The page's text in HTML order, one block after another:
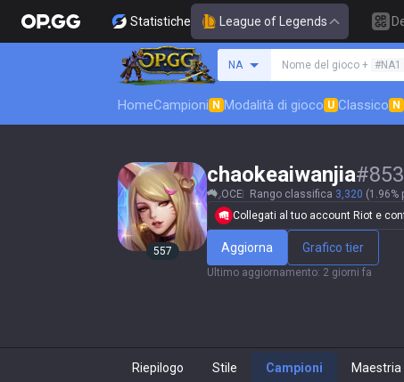
Statistiche League of Legends
NA
Cerca un evocatore
Nome del gioco + #NA1
HomeCampioni N Modalità di gioco U Classico N
557
chaokeaiwanjia#
OCE Rango classifica 3,320 (1.96%
Collegati al tuo account Riot e
Aggiorna Grafico tier
Ultimo aggiornamento: 2 giorni fa
Riepilogo Stile Campioni Maestria